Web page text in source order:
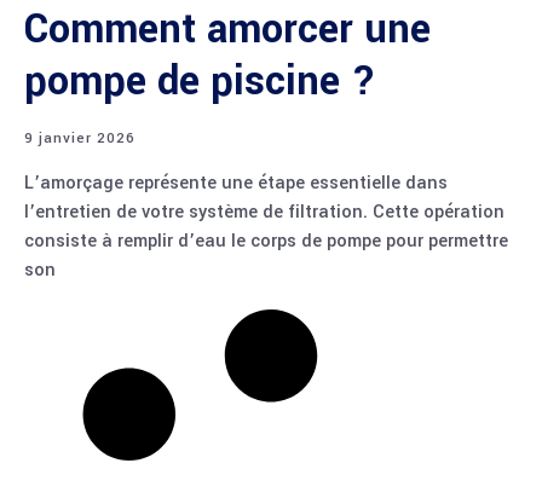
Comment amorcer une
pompe de piscine​ ?
9 janvier 2026
L’amorçage représente une étape essentielle dans
l’entretien de votre système de filtration. Cette opération
consiste à remplir d’eau le corps de pompe pour permettre
son